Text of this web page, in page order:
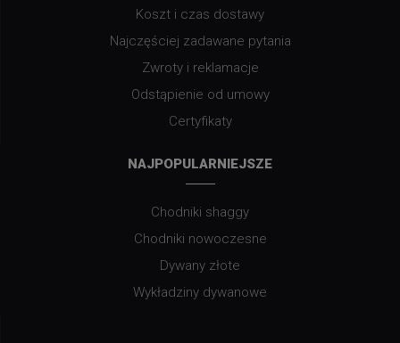
Koszt i czas dostawy
Najczęściej zadawane pytania
Zwroty i reklamacje
Odstąpienie od umowy
Certyfikaty
NAJPOPULARNIEJSZE
Chodniki shaggy
Chodniki nowoczesne
Dywany złote
Wykładziny dywanowe